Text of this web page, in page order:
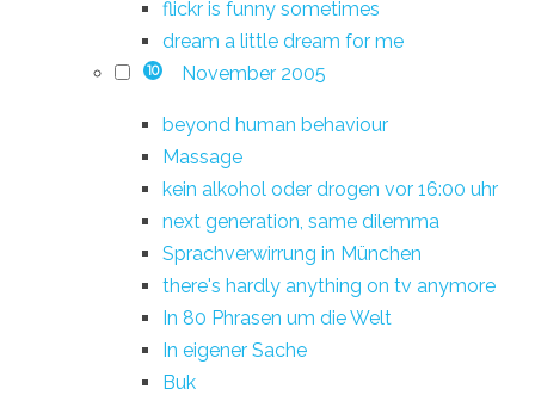
flickr is funny sometimes
dream a little dream for me
10 November 2005
beyond human behaviour
Massage
kein alkohol oder drogen vor 16:00 uhr
next generation, same dilemma
Sprachverwirrung in München
there's hardly anything on tv anymore
In 80 Phrasen um die Welt
In eigener Sache
Buk